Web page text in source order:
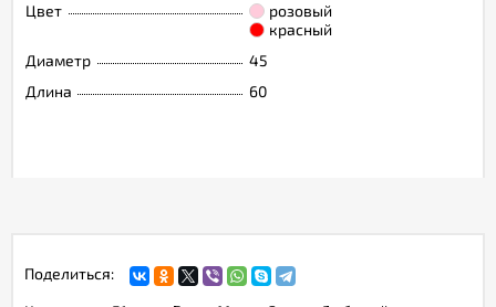
Цвет
розовый
красный
Диаметр
45
Длина
60
Поделиться: